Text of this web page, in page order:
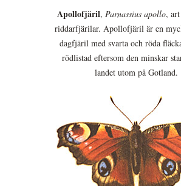
Apollofjäril, Parnassius apollo,
riddarfjärilar. Apollofjäril är en
dagfjäril med svarta och röda
rödlistad eftersom den minskar
landet utom på Gotland.